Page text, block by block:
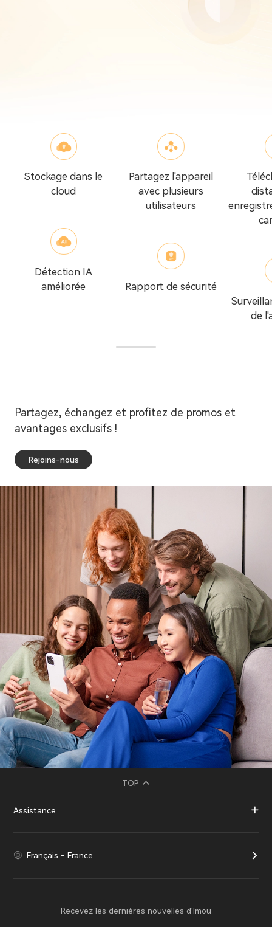
Stockage dans le
cloud
Détection IA
améliorée
Partagez l'appareil
avec plusieurs
utilisateurs
Rapport de sécurité
de
Partagez, échangez et profitez de promos et
avantages exclusifs !
Rejoins-nous
TOP
Assistance
Français - France
Recevez les dernières nouvelles d'Imou